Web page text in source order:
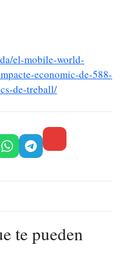
el-mobile-world-
economic-de-588-
de-treball/
te pueden